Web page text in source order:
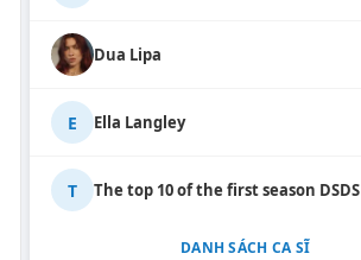
Dua Lipa
E Ella Langley
T The top 10 of the first season DSDS
DANH SÁCH CA SĨ